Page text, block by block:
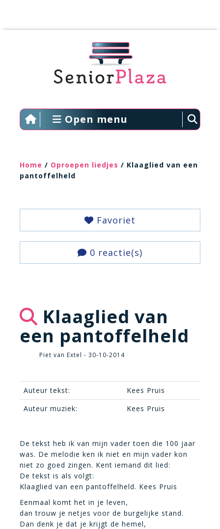
Open menu
Home / Oproepen liedjes / Klaaglied van een
pantoffelheld
Favoriet
0 reactie(s)
Klaaglied van
een pantoffelheld
Piet van Extel - 30-10-2014
Auteur tekst:
Kees Pruis
Auteur muziek:
Kees Pruis
De tekst heb ik van mijn vader toen die 100 jaar
was. De melodie ken ik niet en mijn vader kon
niet zo goed zingen. Kent iemand dit lied:
De tekst is als volgt:
Klaaglied van een pantoffelheld. Kees Pruis
Eenmaal komt het in je leven,
dan trouw je netjes voor de burgelijke stand.
Dan denk je dat je krijgt de hemel,